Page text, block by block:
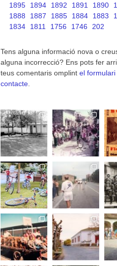
1895
1894 1892 1891 1890
1888
1887 1885 1884 1883
1834
1811 1756 1746 202
Tens alguna informació nova o
alguna incorrecció? Ens pots fer
teus comentaris omplint el formulari
contacte